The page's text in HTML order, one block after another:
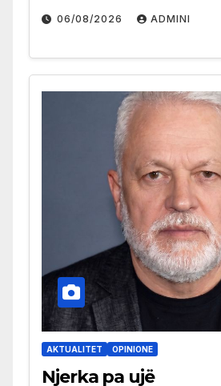
06/08/2026 ADMINI
AKTUALITET OPINIONE
Njerka pa ujë